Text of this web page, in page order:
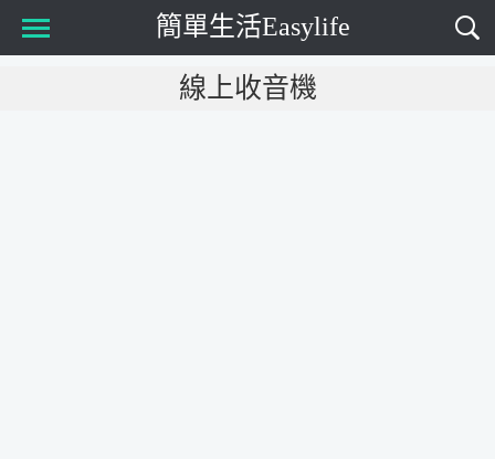
簡單生活Easylife
線上收音機